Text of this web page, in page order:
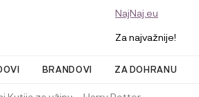
BRANDOVI ZA DOHRANU
NajNaj.eu
Za najvažnije!